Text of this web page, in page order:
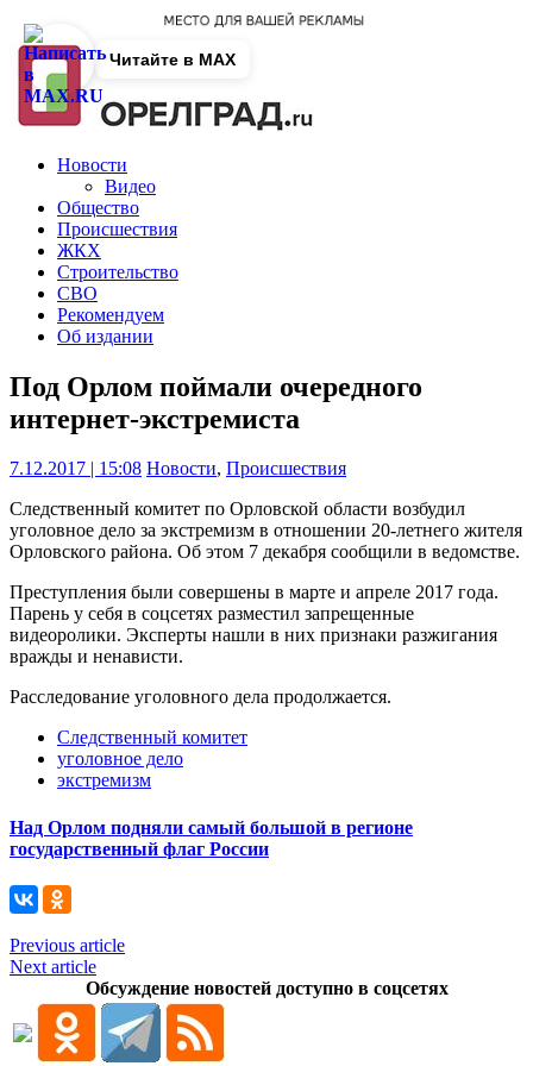
Новости
Видео
Общество
Происшествия
ЖКХ
Строительство
СВО
Рекомендуем
Об издании
Под Орлом поймали очередного
интернет-экстремиста
7.12.2017 | 15:08 Новости, Происшествия
Следственный комитет по Орловской области возбудил
уголовное дело за экстремизм в отношении 20-летнего жителя
Орловского района. Об этом 7 декабря сообщили в ведомстве.
Преступления были совершены в марте и апреле 2017 года.
Парень у себя в соцсетях разместил запрещенные
видеоролики. Эксперты нашли в них признаки разжигания
вражды и ненависти.
Расследование уголовного дела продолжается.
Следственный комитет
уголовное дело
экстремизм
Над Орлом подняли самый большой в регионе
государственный флаг России
Previous article
Next article
Обсуждение новостей доступно в соцсетях
Читайте в MAX